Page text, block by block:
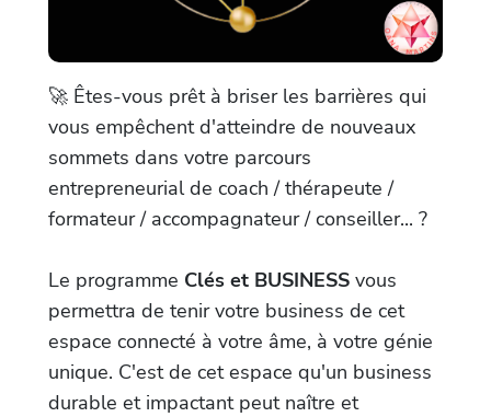
🚀 Êtes-vous prêt à briser les barrières qui
vous empêchent d'atteindre de nouveaux
sommets dans votre parcours
entrepreneurial de coach / thérapeute /
formateur / accompagnateur / conseiller... ?
Le programme Clés et BUSINESS vous
permettra de tenir votre business de cet
espace connecté à votre âme, à votre génie
unique. C'est de cet espace qu'un business
durable et impactant peut naître et